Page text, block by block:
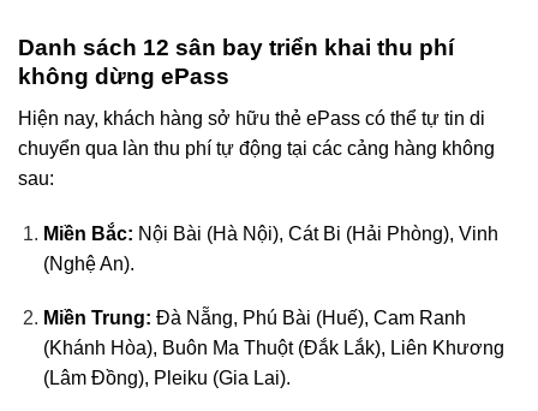
Danh sách 12 sân bay triển khai thu phí
không dừng ePass
Hiện nay, khách hàng sở hữu thẻ ePass có thể tự tin di
chuyển qua làn thu phí tự động tại các cảng hàng không
sau:
Miền Bắc: Nội Bài (Hà Nội), Cát Bi (Hải Phòng), Vinh
(Nghệ An).
Miền Trung: Đà Nẵng, Phú Bài (Huế), Cam Ranh
(Khánh Hòa), Buôn Ma Thuột (Đắk Lắk), Liên Khương
(Lâm Đồng), Pleiku (Gia Lai).